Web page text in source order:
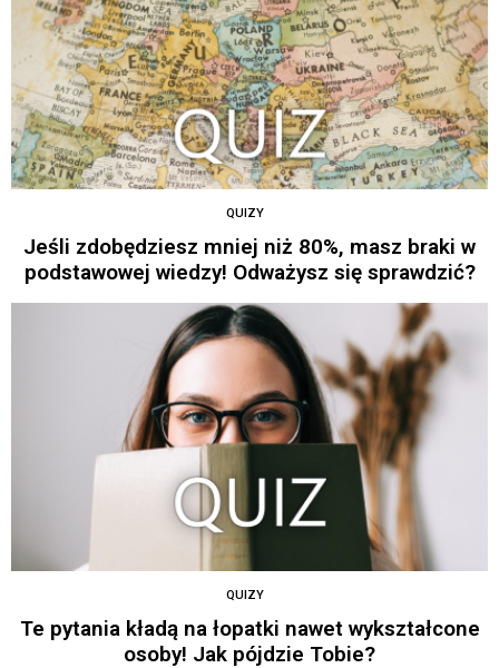
QUIZY
Jeśli zdobędziesz mniej niż 80%, masz braki w
podstawowej wiedzy! Odważysz się sprawdzić?
QUIZY
Te pytania kładą na łopatki nawet wykształcone
osoby! Jak pójdzie Tobie?